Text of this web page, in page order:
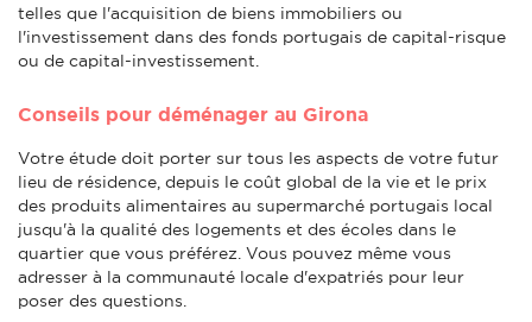
telles que l'acquisition de biens immobiliers ou
l'investissement dans des fonds portugais de capital-risque
ou de capital-investissement.
Conseils pour déménager au Girona
Votre étude doit porter sur tous les aspects de votre futur
lieu de résidence, depuis le coût global de la vie et le prix
des produits alimentaires au supermarché portugais local
jusqu'à la qualité des logements et des écoles dans le
quartier que vous préférez. Vous pouvez même vous
adresser à la communauté locale d'expatriés pour leur
poser des questions.